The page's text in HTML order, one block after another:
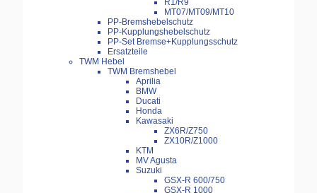
R1/R9
MT07/MT09/MT10
PP-Bremshebelschutz
PP-Kupplungshebelschutz
PP-Set Bremse+Kupplungsschutz
Ersatzteile
TWM Hebel
TWM Bremshebel
Aprilia
BMW
Ducati
Honda
Kawasaki
ZX6R/Z750
ZX10R/Z1000
KTM
MV Agusta
Suzuki
GSX-R 600/750
GSX-R 1000